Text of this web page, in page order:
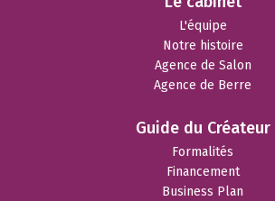
L'équipe
Notre histoire
Agence de Salon
Agence de Berre
Guide du Créateur
Formalités
Financement
Business Plan